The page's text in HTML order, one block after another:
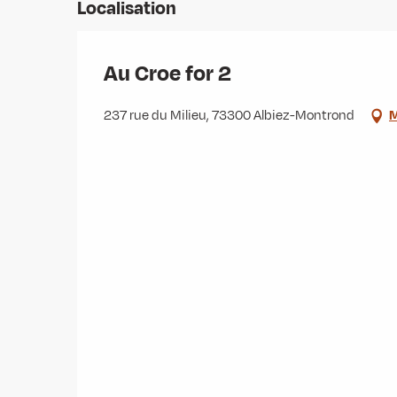
Localisation
Au Croe for 2
237 rue du Milieu, 73300 Albiez-Montrond